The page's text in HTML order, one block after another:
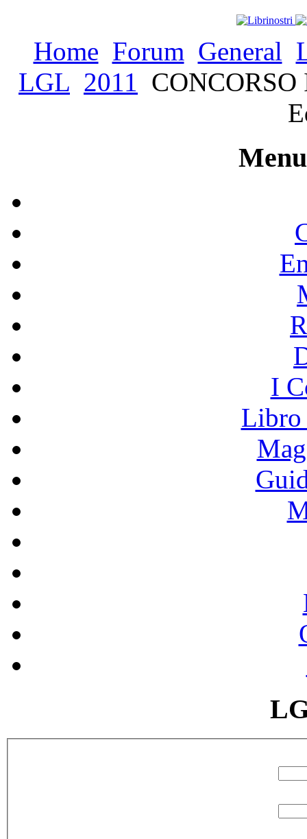
Home Forum General
LGL 2011
I
Libro